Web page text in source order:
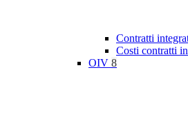
Contratti
Costi contratti
OIV 8